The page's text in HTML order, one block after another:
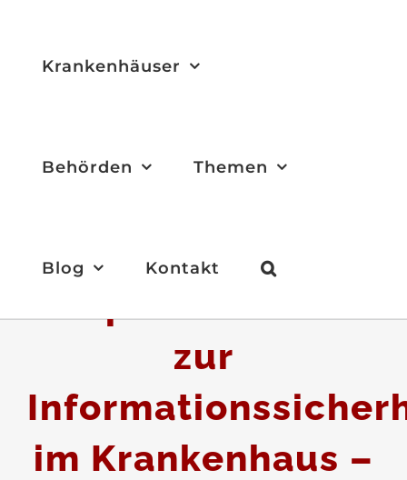
Krankenhäuser
Behörden Themen
Blog Kontakt
zur
im Krankenhaus –